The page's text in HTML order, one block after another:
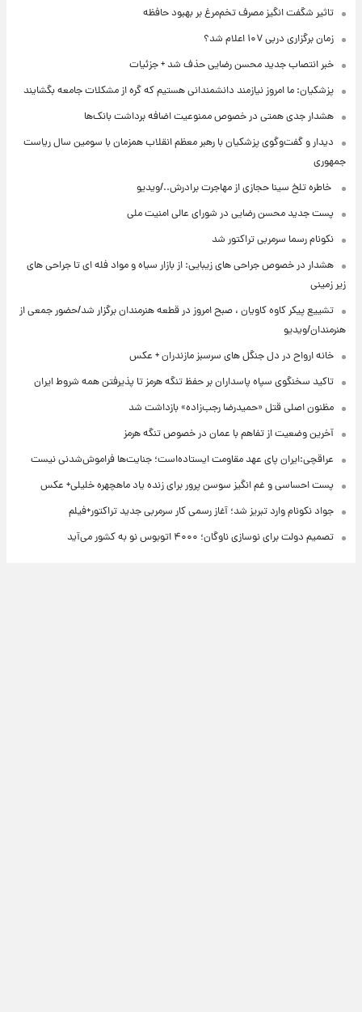
تاثیر شگفت انگیز مصرف تخم‌مرغ بر بهبود حافظه
زمان برگزاری دربی ۱۰۷ اعلام شد؟
خبر انتصاب جدید محسن رضایی حذف شد + جزئیات
پزشکیان: ما امروز نیازمند دانشمندانی هستیم که گره از مشکلات جامعه بگشایند
هشدار جدی همتی در خصوص ممنوعیت اضافه ‌برداشت بانک‌ها
دیدار و گفت‌وگوی پزشکیان با رهبر معظم انقلاب همزمان با سومین سال ریاست
جمهوری
⁨ خاطره تلخ سینا حجازی از مهاجرت برادرش../ویدیو
پست جدید محسن رضایی در شورای عالی امنیت ملی
نکونام رسما سرمربی تراکتور شد
هشدار در خصوص جراحی های زیبایی: از بازار سیاه و مواد فله ای تا جراحی های
زیر زمینی
تشییع پیکر کاوه کاویان ، صبح امروز در قطعه هنرمندان برگزار شد/حضور جمعی از
هنرمندان/ویدیو
خانه ارواح در دل جنگل های سرسبز مازندران + عکس
تاکید سخنگوی سپاه پاسداران بر حفظ تنگه هرمز تا پذیرفتن همه شروط ایران
مظنون اصلی قتل «حمیدرضا رجب‌زاده» بازداشت شد
آخرین وضعیت از تفاهم با عمان در خصوص تنگه هرمز
عراقچی:ایران پای عهد مقاومت ایستاده‌است؛ جنایت‌ها فراموش‌شدنی نیست
پست احساسی و غم انگیز سوسن پرور برای زنده یاد ماهچهره خلیلی+ عکس
جواد نکونام وارد تبریز شد؛ آغاز رسمی کار سرمربی جدید تراکتور+فیلم
تصمیم دولت برای نوسازی ناوگان؛ ۴۰۰۰ اتوبوس نو به کشور می‌آید